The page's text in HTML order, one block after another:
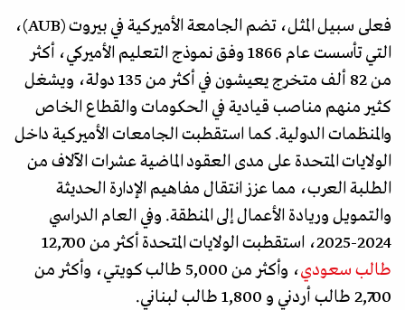
فعلى سبيل المثل، تضم الجامعة الأميركية في بيروت (AUB)،
التي تأسست عام 1866 وفق نموذج التعليم الأميركي، أكثر
من 82 ألف متخرج يعيشون في أكثر من 135 دولة، ويشغل
كثير منهم مناصب قيادية في الحكومات والقطاع الخاص
والمنظمات الدولية. كما استقطبت الجامعات الأميركية داخل
الولايات المتحدة على مدى العقود الماضية عشرات الآلاف من
الطلبة العرب، مما عزز انتقال مفاهيم الإدارة الحديثة
والتمويل وريادة الأعمال إلى المنطقة. وفي العام الدراسي
2024-2025، استقطبت الولايات المتحدة أكثر من 12,700
طالب سعودي
، وأكثر من 5,000 طالب كويتي، وأكثر من
2,700 طالب أردني و 1,800 طالب لبناني.